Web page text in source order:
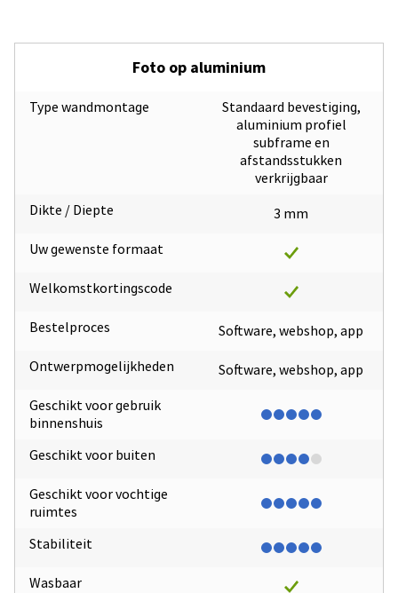
Foto op aluminium
Type wandmontage
Dikte / Diepte
Uw gewenste formaat
Welkomstkortingscode
Bestelproces
Ontwerpmogelijkheden
Geschikt voor gebruik
binnenshuis
Geschikt voor buiten
Geschikt voor vochtige
ruimtes
Stabiliteit
Wasbaar
Standaard bevestiging,
aluminium profiel
subframe en
afstandsstukken
verkrijgbaar
3 mm
Software, webshop, app
Software, webshop, app